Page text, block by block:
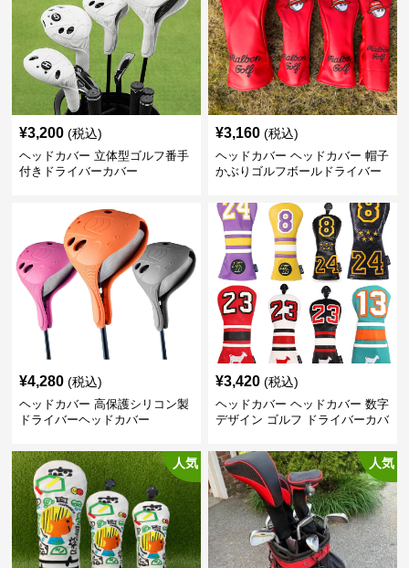
¥3,200 (税込)
ヘッドカバー 立体型ゴルフ番手
付きドライバーカバー
¥3,160 (税込)
ヘッドカバー ヘッドカバー 帽子
かぶりゴルフボールドライバー
¥4,280 (税込)
ヘッドカバー 高保護シリコン製
ドライバーヘッドカバー
¥3,420 (税込)
ヘッドカバー ヘッドカバー 数字
デザイン ゴルフ ドライバーカバ
人気 人気